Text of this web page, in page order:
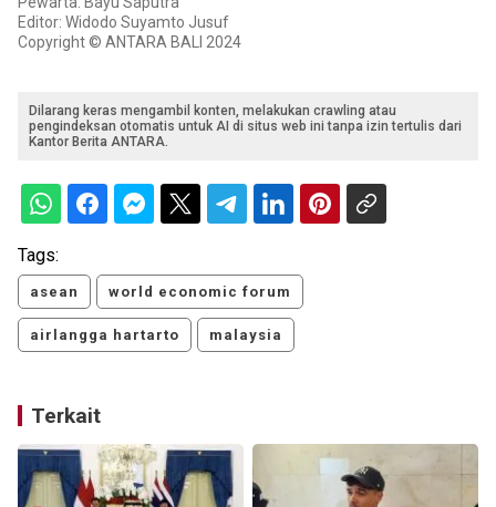
Editor: Widodo Suyamto Jusuf
Copyright © ANTARA BALI 2024
Dilarang keras mengambil konten, melakukan crawling atau
pengindeksan otomatis untuk AI di situs web ini tanpa izin tertulis dari
Kantor Berita ANTARA.
Tags:
asean world economic forum
airlangga hartarto malaysia
Terkait